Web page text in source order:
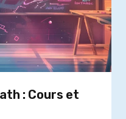
: Cours et